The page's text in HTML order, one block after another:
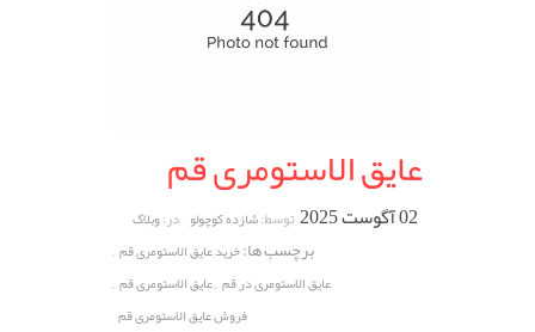
عایق الاستومری قم
02 آگوست 2025 توسط:شازده کوچولو در:وبلاگ
برچسب ها:خرید عایق الاستومری قم ,
عایق الاستومری در قم ,عایق الاستومری قم ,
فروش عایق الاستومری قم